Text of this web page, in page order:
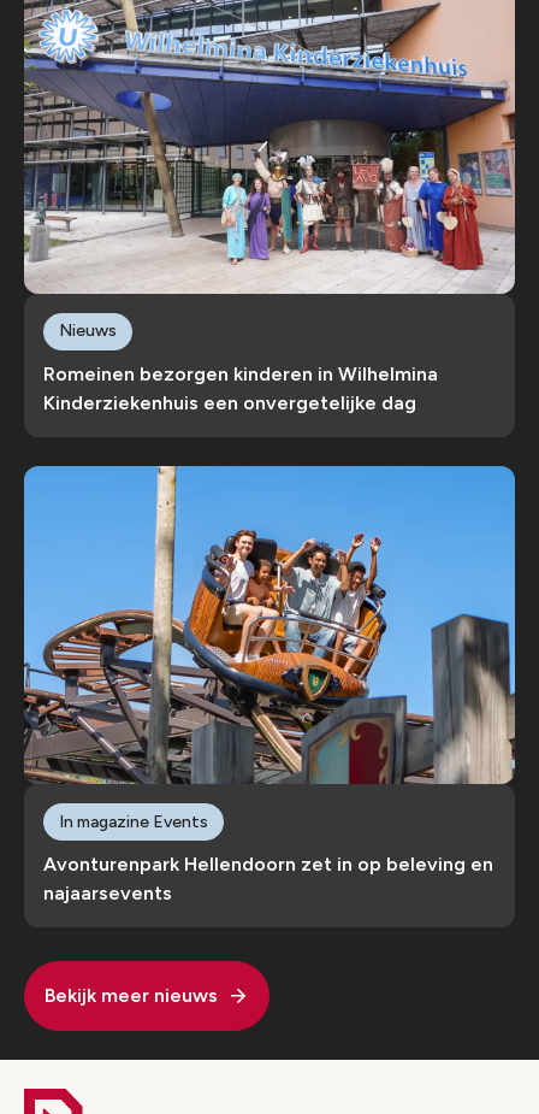
Romeinen bezorgen kinderen in Wilhelmina
Kinderziekenhuis een onvergetelijke dag
Nieuws
Avonturenpark Hellendoorn zet in op beleving en
najaarsevents
In magazine Events
Bekijk meer nieuws